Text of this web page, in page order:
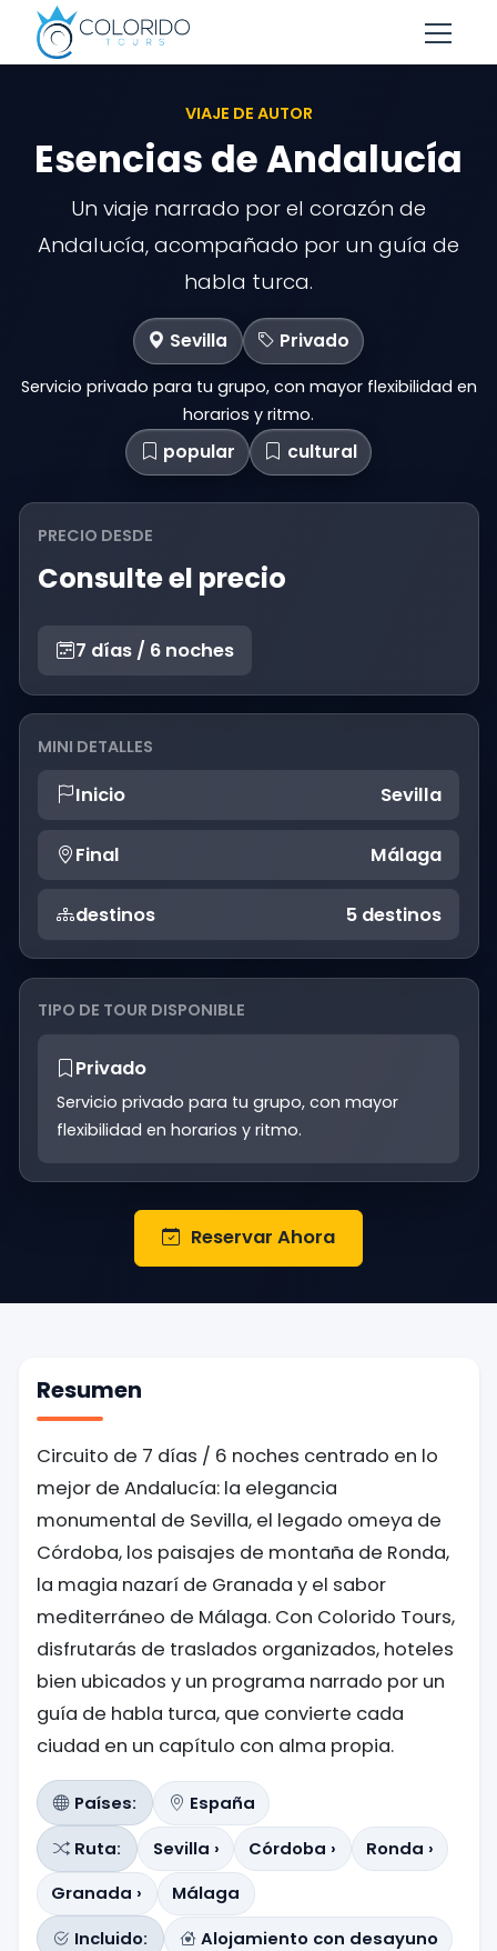
Skip to main content
VIAJE DE AUTOR
Esencias de Andalucía
Un viaje narrado por el corazón de
Andalucía, acompañado por un guía de
habla turca.
Sevilla Privado
Servicio privado para tu grupo, con mayor flexibilidad en
horarios y ritmo.
popular cultural
PRECIO DESDE
Consulte el precio
7 días / 6 noches
MINI DETALLES
Inicio Sevilla
Final Málaga
destinos 5 destinos
TIPO DE TOUR DISPONIBLE
Privado
Servicio privado para tu grupo, con mayor
flexibilidad en horarios y ritmo.
Reservar Ahora
Resumen
Circuito de 7 días / 6 noches centrado en lo
mejor de Andalucía: la elegancia
monumental de Sevilla, el legado omeya de
Córdoba, los paisajes de montaña de Ronda,
la magia nazarí de Granada y el sabor
mediterráneo de Málaga. Con Colorido Tours,
disfrutarás de traslados organizados, hoteles
bien ubicados y un programa narrado por un
guía de habla turca, que convierte cada
ciudad en un capítulo con alma propia.
Países:
España
Ruta:
Sevilla › Córdoba ›
Ronda ›
Granada ›
Málaga
Incluido:
Alojamiento con desayuno